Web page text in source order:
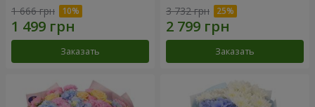
1 666 грн
Заказать
3 732 грн
Заказать